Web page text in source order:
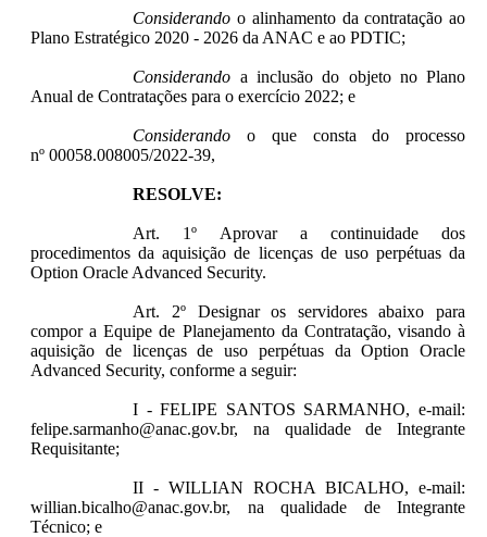
Considerando o alinhamento da contratação ao
Plano Estratégico 2020 - 2026 da ANAC e ao PDTIC;
Considerando a inclusão do objeto no Plano
Anual de Contratações para o exercício 2022; e
Considerando o que consta do processo
nº 00058.008005/2022-39,
RESOLVE:
Art. 1º Aprovar a continuidade dos
procedimentos da aquisição de licenças de uso perpétuas da
Option Oracle Advanced Security.
Art. 2º Designar os servidores abaixo para
compor a Equipe de Planejamento da Contratação, visando à
aquisição de licenças de uso perpétuas da Option Oracle
Advanced Security, conforme a seguir:
I - FELIPE SANTOS SARMANHO, e-mail:
felipe.sarmanho@anac.gov.br, na qualidade de Integrante
Requisitante;
II - WILLIAN ROCHA BICALHO, e-mail:
willian.bicalho@anac.gov.br, na qualidade de Integrante
Técnico; e